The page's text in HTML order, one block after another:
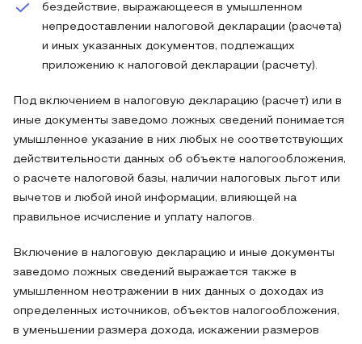
бездействие, выражающееся в умышленном
непредоставлении налоговой декларации (расчета)
и иных указанных документов, подлежащих
приложению к налоговой декларации (расчету).
Под включением в налоговую декларацию (расчет) или в
иные документы заведомо ложных сведений понимается
умышленное указание в них любых не соответствующих
действительности данных об объекте налогообложения,
о расчете налоговой базы, наличии налоговых льгот или
вычетов и любой иной информации, влияющей на
правильное исчисление и уплату налогов.
Включение в налоговую декларацию и иные документы
заведомо ложных сведений выражается также в
умышленном неотражении в них данных о доходах из
определенных источников, объектов налогообложения,
в уменьшении размера дохода, искажении размеров